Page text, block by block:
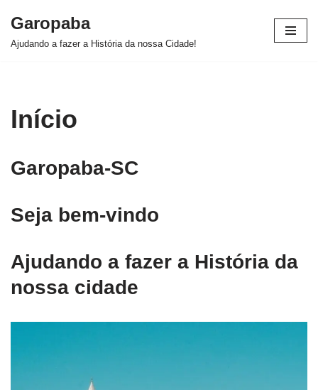
Pular
Garopaba
Ajudando a fazer a História da nossa Cidade!
Início
Garopaba-SC
Seja bem-vindo
Ajudando a fazer a História da
nossa cidade